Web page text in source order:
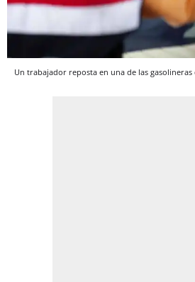
Un trabajador reposta en una de las gasolineras